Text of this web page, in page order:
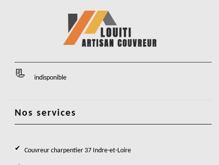
indisponible
Nos services
Couvreur charpentier 37 Indre-et-Loire